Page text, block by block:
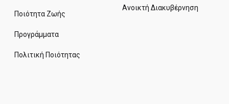
Ποιότητα Ζωής
Προγράμματα
Πολιτική Ποιότητας
Ανοικτή Διακυβέρνηση